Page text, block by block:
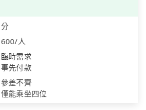
人
時需求
先付款
差不齊
能乘坐四位